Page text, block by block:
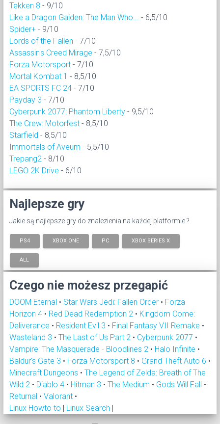
Tekken 8 - 9/10
Like a Dragon Gaiden: The Man Who...
- 6,5/10
Spider+ - 9/10
Lords of the Fallen - 7/10
Assassin's Creed Mirage - 7,5/10
Forza Motorsport - 7/10
Mortal Kombat 1 - 8,5/10
EA SPORTS FC 24 - 7/10
Payday 3 - 7/10
Cyberpunk 2077: Phantom Liberty - 9,5/10
The Crew: Motorfest - 8,5/10
Starfield - 8,5/10
Immortals of Aveum - 5,5/10
Trepang2 - 8/10
LEGO 2K Drive - 6/10
Najlepsze gry
Jakie są najlepsze gry do znalezienia na każdej platformie ?
PS4 XBOX ONE PC XBOX SERIES X
ALL
Czego nie możesz przegapić
DOOM Eternal • Star Wars Jedi: Fallen Order • Forza
Horizon 4 • Red Dead Redemption 2 • Kingdom Come:
Deliverance • Resident Evil 3 • Final Fantasy VII Remake •
Wasteland 3 • The Last of Us Part 2 • Cyberpunk 2077 •
Vampire: The Masquerade - Bloodlines 2 • Halo Infinite •
Baldur's Gate 3 • Forza Motorsport 8 • Grand Theft Auto 6 •
Minecraft Dungeons • The Legend of Zelda: Breath of The
Wild 2 • Diablo 4 • Hitman 3 • The Medium • Gods Will Fall •
Returnal • Valorant •
Linux Howto to | Linux Search |